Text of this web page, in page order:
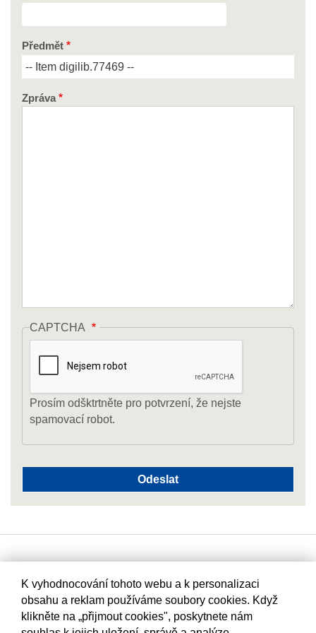
Předmět
Zpráva
CAPTCHA
Prosím odšktrtněte pro potvrzení, že nejste
spamovací robot.
K vyhodnocování tohoto webu a k personalizaci
obsahu a reklam používáme soubory cookies. Když
klikněte na „přijmout cookies", poskytnete nám